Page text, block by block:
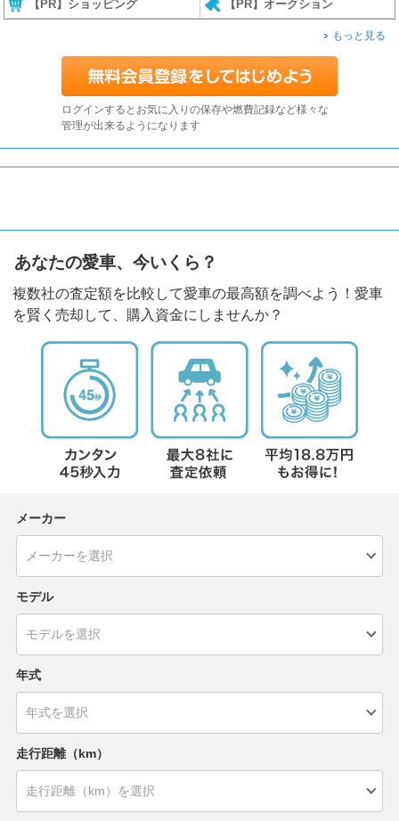
【PR】ショッピング 【PR】オークション
もっと見る
ログインするとお気に入りの保存や燃費記録など様々な
管理が出来るようになります
あなたの愛車、今いくら？
複数社の査定額を比較して愛車の最高額を調べよう！愛車
を賢く売却して、購入資金にしませんか？
メーカー
モデル
年式
走行距離（km）